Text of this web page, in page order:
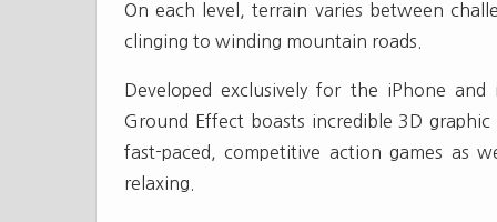
On each level, terrain varies between
clinging to winding mountain roads.
Developed exclusively for the iPhone
Ground Effect boasts incredible 3D
fast-paced, competitive action games as
relaxing.